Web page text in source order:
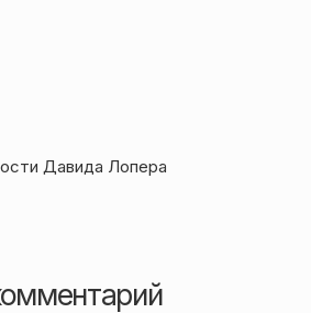
Давида Лопера